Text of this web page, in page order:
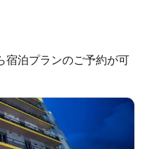
宿泊プランのご予約が可